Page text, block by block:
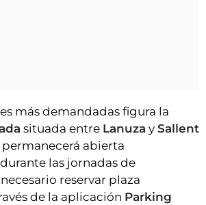
más demandadas figura la
situada entre Lanuza y Sallent
permanecerá abierta
las jornadas de
reservar plaza
de la aplicación Parking